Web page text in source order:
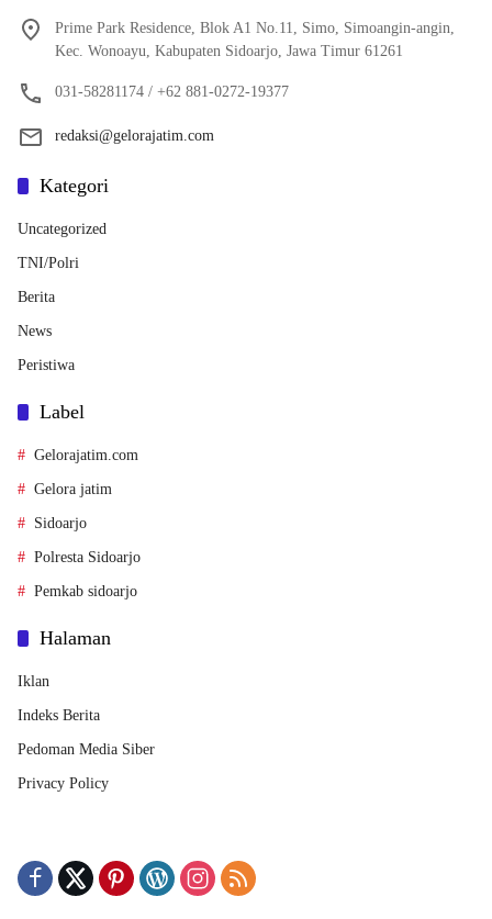
Prime Park Residence, Blok A1 No.11, Simo, Simoangin-angin,
Kec. Wonoayu, Kabupaten Sidoarjo, Jawa Timur 61261
031-58281174 / +62 881-0272-19377
redaksi@gelorajatim.com
Kategori
Uncategorized
TNI/Polri
Berita
News
Peristiwa
Label
Gelorajatim.com
Gelora jatim
Sidoarjo
Polresta Sidoarjo
Pemkab sidoarjo
Halaman
Iklan
Indeks Berita
Pedoman Media Siber
Privacy Policy